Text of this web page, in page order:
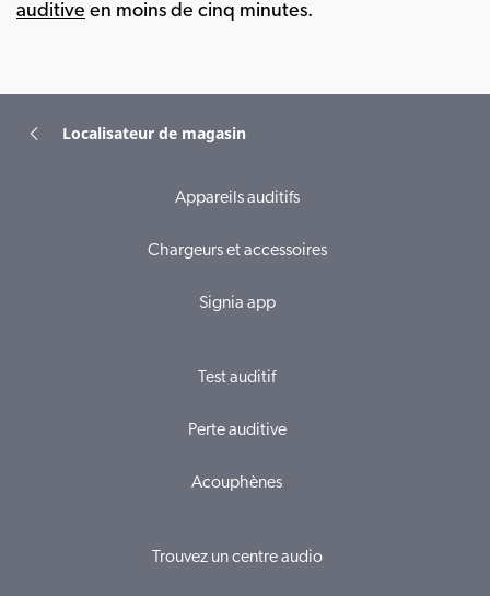
auditive en moins de cinq minutes.
Localisateur de magasin
Appareils auditifs
Chargeurs et accessoires
Signia app
Test auditif
Perte auditive
Acouphènes
Trouvez un centre audio